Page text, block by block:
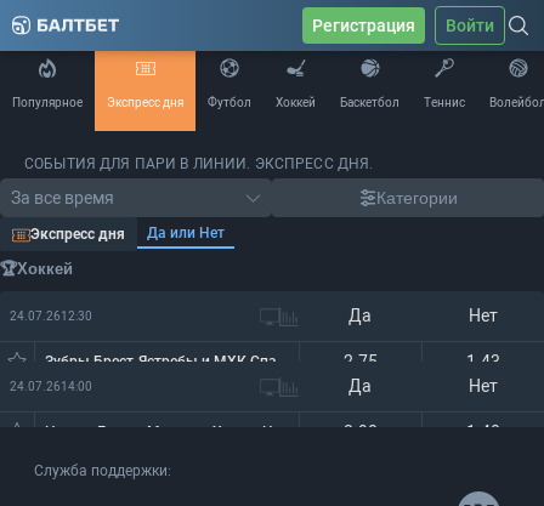
Регистрация Войти
Популярное Экспресс дня Футбол Хоккей Баскетбол Теннис
СОБЫТИЯ ДЛЯ ПАРИ В ЛИНИИ. ЭКСПРЕСС ДНЯ.
За все время Категории
Экспресс дня Да или Нет
🏆Хоккей
24.07.2612:30 Да Нет
2.75 1.43
24.07.2614:00 Да Нет
2.90 1.40
Служба поддержки: